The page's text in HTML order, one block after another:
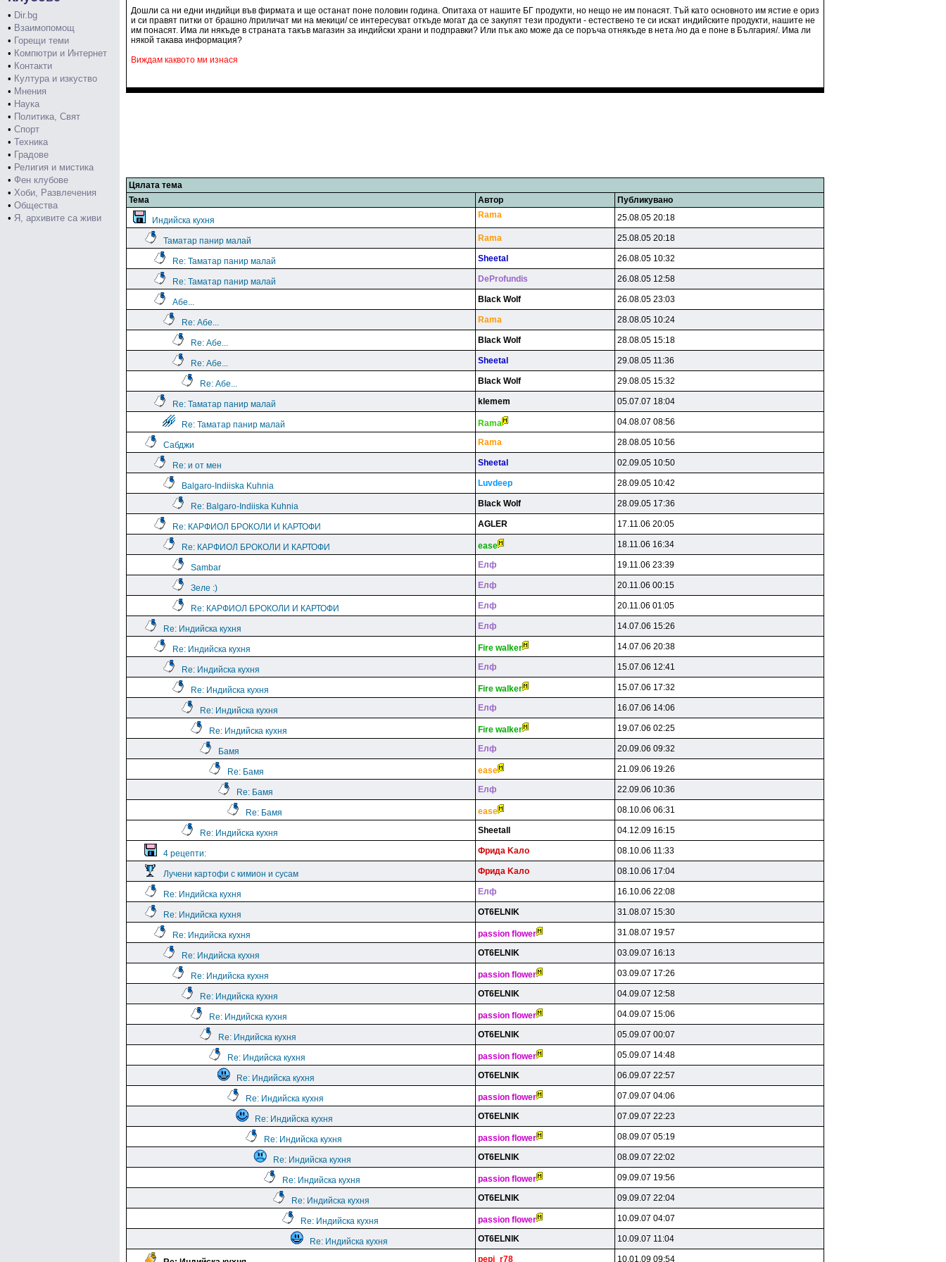
• Dir.bg
• Взаимопомощ
• Горещи теми
• Компютри и Интернет
• Контакти
• Култура и изкуство
• Мнения
• Наука
• Политика, Свят
• Спорт
• Техника
• Градове
• Религия и мистика
• Фен клубове
• Хоби, Развлечения
• Общества
• Я, архивите са живи
Дошли са ни едни индийци във фирмата и ще останат поне половин година. Опитаха от нашите БГ продукти, но нещо не им понасят. Тъй като основното им ястие е ориз
и си правят питки от брашно /приличат ми на мекици/ се интересуват откъде могат да се закупят тези продукти - естествено те си искат индийските продукти, нашите не
им понасят. Има ли някъде в страната такъв магазин за индийски храни и подправки? Или пък ако може да се поръча отнякъде в нета /но да е поне в България/. Има ли
някой такава информация?
Виждам каквото ми изнася
Цялата тема
Тема
Автор Публикувано
Индийска кухня
Rama 25.08.05 20:18
Таматар панир малай Rama 25.08.05 20:18
Re: Таматар панир малай Sheetal 26.08.05 10:32
Re: Таматар панир малай DeProfundis 26.08.05 12:58
Абе... Black Wolf 26.08.05 23:03
Re: Абе... Rama 28.08.05 10:24
Re: Абе... Black Wolf 28.08.05 15:18
Re: Абе... Sheetal 29.08.05 11:36
Re: Абе... Black Wolf 29.08.05 15:32
Re: Таматар панир малай klemem 05.07.07 18:04
Re: Таматар панир малай Rama 04.08.07 08:56
Сабджи Rama 28.08.05 10:56
Re: и от мен Sheetal 02.09.05 10:50
Balgaro-Indiiska Kuhnia Luvdeep 28.09.05 10:42
Re: Balgaro-Indiiska Kuhnia Black Wolf 28.09.05 17:36
Re: КАРФИОЛ БРОКОЛИ И КАРТОФИ AGLER 17.11.06 20:05
Re: КАРФИОЛ БРОКОЛИ И КАРТОФИ ease 18.11.06 16:34
Sambar Eлф 19.11.06 23:39
Зеле :) Eлф 20.11.06 00:15
Re: КАРФИОЛ БРОКОЛИ И КАРТОФИ Eлф 20.11.06 01:05
Re: Индийска кухня Eлф 14.07.06 15:26
Re: Индийска кухня Fire walker 14.07.06 20:38
Re: Индийска кухня Eлф 15.07.06 12:41
Re: Индийска кухня Fire walker 15.07.06 17:32
Re: Индийска кухня Eлф 16.07.06 14:06
Re: Индийска кухня Fire walker 19.07.06 02:25
Бамя Eлф 20.09.06 09:32
Re: Бамя ease 21.09.06 19:26
Re: Бамя Eлф 22.09.06 10:36
Re: Бамя ease 08.10.06 06:31
Re: Индийска кухня Sheetall 04.12.09 16:15
4 рецепти: Фpидa Kaлo 08.10.06 11:33
Лучени картофи с кимион и сусам Фpидa Kaлo 08.10.06 17:04
Re: Индийска кухня Eлф 16.10.06 22:08
Re: Индийска кухня OT6ELNlK 31.08.07 15:30
Re: Индийска кухня passion flower 31.08.07 19:57
Re: Индийска кухня OT6ELNlK 03.09.07 16:13
Re: Индийска кухня passion flower 03.09.07 17:26
Re: Индийска кухня OT6ELNlK 04.09.07 12:58
Re: Индийска кухня passion flower 04.09.07 15:06
Re: Индийска кухня OT6ELNlK 05.09.07 00:07
Re: Индийска кухня passion flower 05.09.07 14:48
Re: Индийска кухня OT6ELNlK 06.09.07 22:57
Re: Индийска кухня passion flower 07.09.07 04:06
Re: Индийска кухня OT6ELNlK 07.09.07 22:23
Re: Индийска кухня passion flower 08.09.07 05:19
Re: Индийска кухня OT6ELNlK 08.09.07 22:02
Re: Индийска кухня passion flower 09.09.07 19:56
Re: Индийска кухня OT6ELNlK 09.09.07 22:04
Re: Индийска кухня passion flower 10.09.07 04:07
Re: Индийска кухня OT6ELNlK 10.09.07 11:04
pepi_r78 10.01.09 09:54